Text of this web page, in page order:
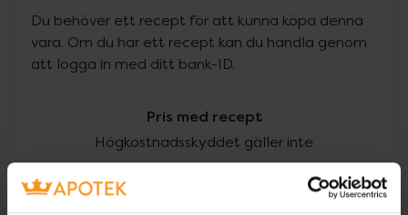
Du behöver ett recept för att kunna köpa denna
vara. Om du har ett recept kan du handla genom
att logga in med ditt bank-ID.
Pris med recept
Högkostnadsskyddet gäller inte
453,13 kr